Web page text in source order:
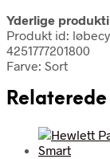
Yderlige
Produkt id:
4251777201800
Farve: Sort